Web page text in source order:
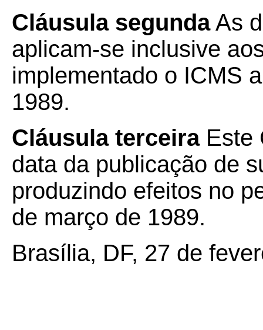
Cláusula segundaAs
aplicam-se inclusive
implementado o ICMS
1989.
Cláusula terceiraEste
data da publicação de
produzindo efeitos no
de março de 1989.
Brasília, DF, 27 de